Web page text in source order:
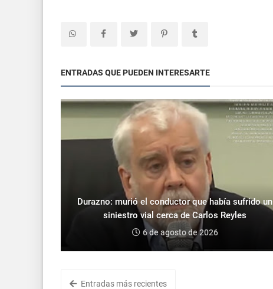
ENTRADAS QUE PUEDEN INTERESARTE
Durazno: murió el conductor que había sufrido un
siniestro vial cerca de Carlos Reyles
6 de agosto de 2026
Entradas más recientes